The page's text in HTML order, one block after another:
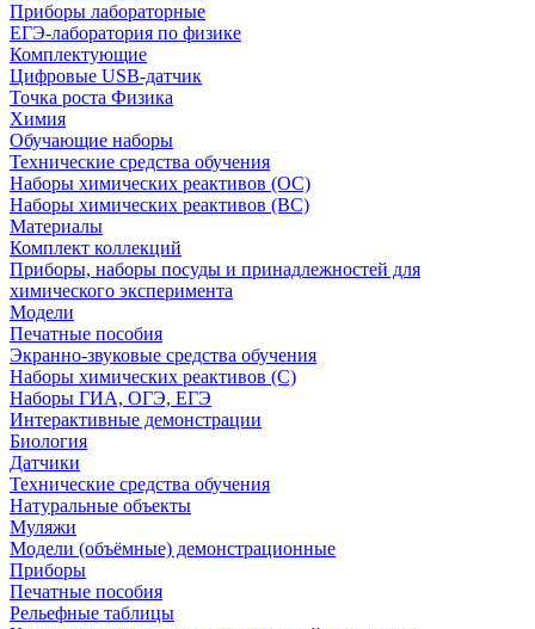
Приборы лабораторные
ЕГЭ-лаборатория по физике
Комплектующие
Цифровые USB-датчик
Точка роста Физика
Химия
Обучающие наборы
Технические средства обучения
Наборы химических реактивов (ОС)
Наборы химических реактивов (ВС)
Материалы
Комплект коллекций
Приборы, наборы посуды и принадлежностей для
химического эксперимента
Модели
Печатные пособия
Экранно-звуковые средства обучения
Наборы химических реактивов (С)
Наборы ГИА, ОГЭ, ЕГЭ
Интерактивные демонстрации
Биология
Датчики
Технические средства обучения
Натуральные объекты
Муляжи
Модели (объёмные) демонстрационные
Приборы
Печатные пособия
Рельефные таблицы